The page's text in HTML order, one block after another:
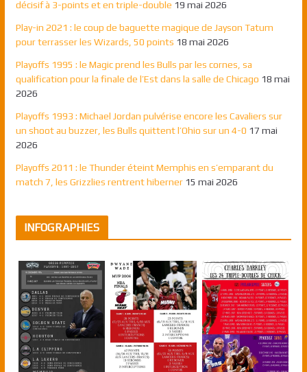
décisif à 3-points et en triple-double 19 mai 2026
Play-in 2021 : le coup de baguette magique de Jayson Tatum
pour terrasser les Wizards, 50 points 18 mai 2026
Playoffs 1995 : le Magic prend les Bulls par les cornes, sa
qualification pour la finale de l’Est dans la salle de Chicago 18 mai
2026
Playoffs 1993 : Michael Jordan pulvérise encore les Cavaliers sur
un shoot au buzzer, les Bulls quittent l’Ohio sur un 4-0 17 mai
2026
Playoffs 2011 : le Thunder éteint Memphis en s’emparant du
match 7, les Grizzlies rentrent hiberner 15 mai 2026
INFOGRAPHIES